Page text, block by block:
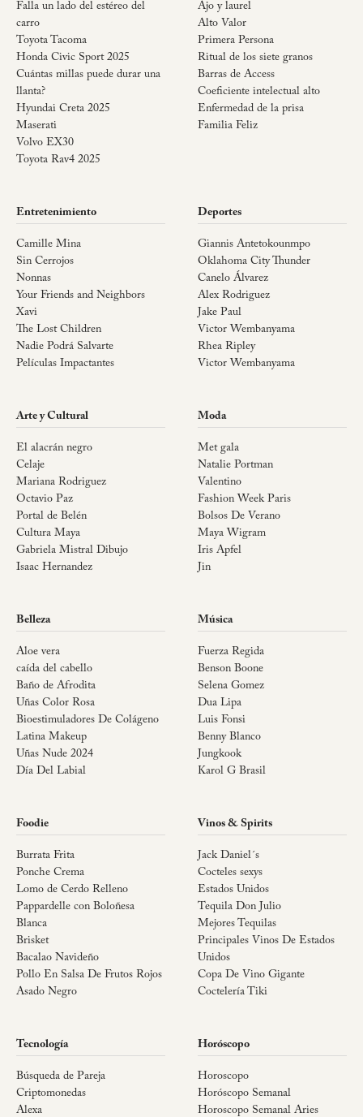
Falla un lado del estéreo del
carro
Toyota Tacoma
Honda Civic Sport 2025
Cuántas millas puede durar una
llanta?
Hyundai Creta 2025
Maserati
Volvo EX30
Toyota Rav4 2025
Ajo y laurel
Alto Valor
Primera Persona
Ritual de los siete granos
Barras de Access
Coeficiente intelectual alto
Enfermedad de la prisa
Familia Feliz
Entretenimiento
Camille Mina
Sin Cerrojos
Nonnas
Your Friends and Neighbors
Xavi
The Lost Children
Nadie Podrá Salvarte
Películas Impactantes
Deportes
Giannis Antetokounmpo
Oklahoma City Thunder
Canelo Álvarez
Alex Rodriguez
Jake Paul
Victor Wembanyama
Rhea Ripley
Victor Wembanyama
Arte y Cultural
El alacrán negro
Celaje
Mariana Rodriguez
Octavio Paz
Portal de Belén
Cultura Maya
Gabriela Mistral Dibujo
Isaac Hernandez
Moda
Met gala
Natalie Portman
Valentino
Fashion Week Paris
Bolsos De Verano
Maya Wigram
Iris Apfel
Jin
Belleza
Aloe vera
caída del cabello
Baño de Afrodita
Uñas Color Rosa
Bioestimuladores De Colágeno
Latina Makeup
Uñas Nude 2024
Día Del Labial
Música
Fuerza Regida
Benson Boone
Selena Gomez
Dua Lipa
Luis Fonsi
Benny Blanco
Jungkook
Karol G Brasil
Foodie
Burrata Frita
Ponche Crema
Lomo de Cerdo Relleno
Pappardelle con Boloñesa
Blanca
Brisket
Bacalao Navideño
Pollo En Salsa De Frutos Rojos
Asado Negro
Vinos & Spirits
Jack Daniel´s
Cocteles sexys
Estados Unidos
Tequila Don Julio
Mejores Tequilas
Principales Vinos De Estados
Unidos
Copa De Vino Gigante
Coctelería Tiki
Tecnología
Búsqueda de Pareja
Criptomonedas
Alexa
Horóscopo
Horoscopo
Horóscopo Semanal
Horoscopo Semanal Aries